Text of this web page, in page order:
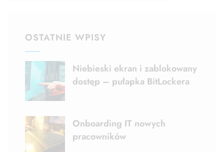
OSTATNIE WPISY
Niebieski ekran i zablokowany
dostęp – pułapka BitLockera
Onboarding IT nowych
pracowników